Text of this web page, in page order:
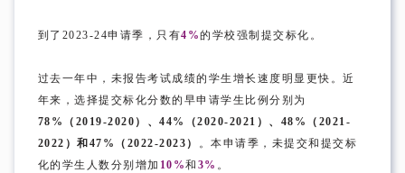
到了2023-24申请季，只有4%的学校强制提交标化。
过去一年中，未报告考试成绩的学生增长速度明显更快。近
年来，选择提交标化分数的早申请学生比例分别为
78%（2019-2020）、44%（2020-2021）、48%（2021-
2022）和47%（2022-2023） 。本申请季，未提交和提交标
化的学生人数分别增加 10%和 3% 。